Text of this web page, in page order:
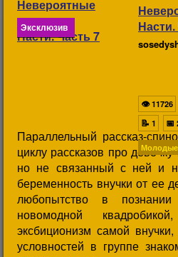
Эксклюзив
Параллельный рассказ-
циклу рассказов про
но не связанный с ней и
беременность внучки от ее
любопытство в
новомодной
эксбиционизм самой
условностей в группе
👁11726
📝 1 📅
Молодые